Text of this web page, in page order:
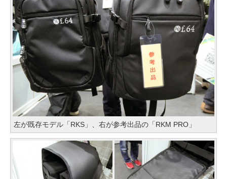
左が既存モデル「RKS」、右が参考出品の「RKM PRO」